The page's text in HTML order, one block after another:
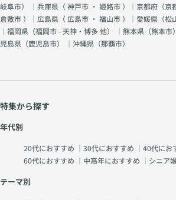
岐阜市） ｜兵庫県（神戸市 ・ 姫路市）｜京都府（京
倉敷市）｜広島県（広島市 ・ 福山市）｜愛媛県（松
｜福岡県（福岡市 - 天神・博多 他） ｜熊本県（熊本市
児島県（鹿児島市） ｜沖縄県（那覇市）
特集から探す
年代別
20代におすすめ 30代におすすめ 40代にお
60代におすすめ
中高年におすすめ シニア
テーマ別